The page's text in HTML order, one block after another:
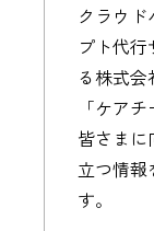
クラウ
プト代
る株式会
「ケア
皆さまに
立つ情報
す。